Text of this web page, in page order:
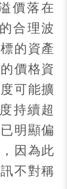
價落在
合理波
的資產
價格資
可能擴
持續超
明顯偏
因為此
不對稱